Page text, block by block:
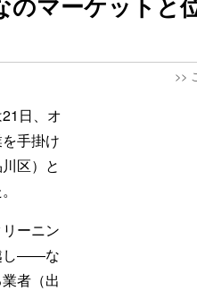
>>
日、オ
手掛け
区）と
ーニン
し――な
者（出